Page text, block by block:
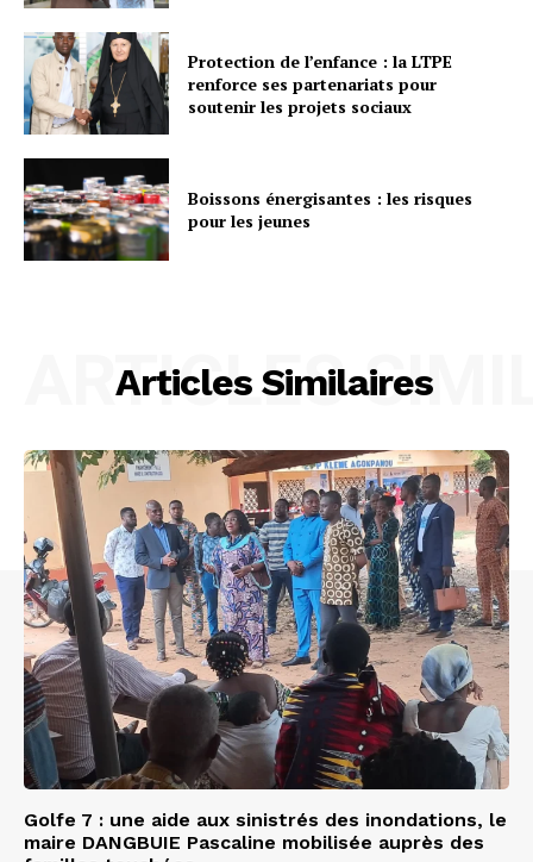
Protection de l’enfance : la LTPE
renforce ses partenariats pour
soutenir les projets sociaux
Boissons énergisantes : les risques
pour les jeunes
Articles Similaires
ARTICLES
Golfe 7 : une aide aux sinistrés des inondations, le
maire DANGBUIE Pascaline mobilisée auprès des